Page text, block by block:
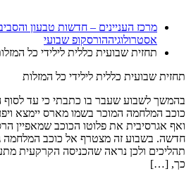
מרכז העניינים – חדשות טבעון
אסטרולוגיההורסקופ שבועי
תחזית שבועית כללית לילידי כל
תחזית שבועית כללית לילידי כל המזלות
בהמשך לשבוע שעבר בו כתבתי כי עד לסוף
כוכב המלחמה המוכר בשמו מארס יימצא
ואף אגרסיבית את פלוטו הכוכב שמאפיין
חדשה. בשבוע זה מצטרף אל כוכב המלחמה
תהליכים ולכן נראה שהכניסה הקרקעית
כך, […]